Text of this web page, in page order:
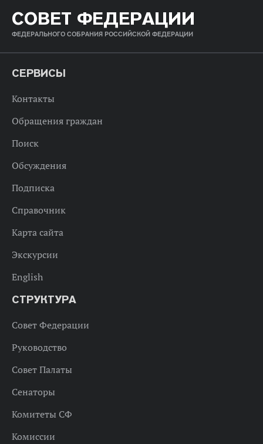
СОВЕТ ФЕДЕРАЦИИ
ФЕДЕРАЛЬНОГО СОБРАНИЯ РОССИЙСКОЙ ФЕДЕРАЦИИ
СЕРВИСЫ
Контакты
Обращения граждан
Поиск
Обсуждения
Подписка
Справочник
Карта сайта
Экскурсии
English
СТРУКТУРА
Совет Федерации
Руководство
Совет Палаты
Сенаторы
Комитеты СФ
Комиссии